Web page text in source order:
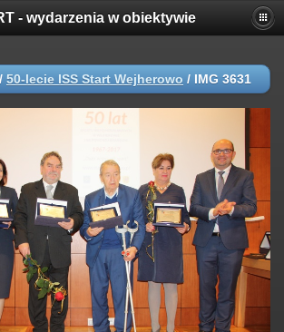
- wydarzenia w obiektywie
/ 50-lecie ISS Start Wejherowo / IMG 3631